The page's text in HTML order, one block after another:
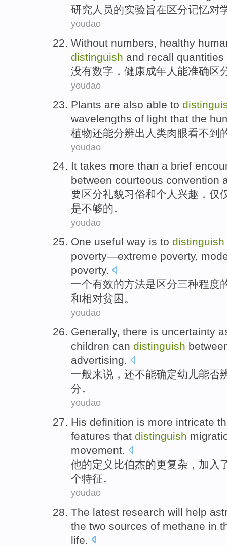
研究 人员的实验旨在区分记忆对
youdao
Without numbers, healthy
distinguish and recall quantities
没有数字 ， 健康成年人 能准确区
youdao
Plants are also able to
wavelengths of light that the
植物还能分辨出 人类肉眼看不到
youdao
It takes more than a brief
between courteous convention
要区分礼貌习俗和个人 兴趣，仅
是不够的。
youdao
One useful way is to distinguish
poverty—extreme poverty,
poverty.
一个有效的方法是区分三种程度
和相对贫困。
youdao
Generally, there is uncertainty
children can distinguish
advertising.
一般来说 ， 还不能确定幼儿能否
分。
youdao
His definition is more intricate
features that distinguish
movement.
他的定义 比伯杰的更复杂 ，加入
个特征。
youdao
The latest research will help
the two sources of methane in
life.